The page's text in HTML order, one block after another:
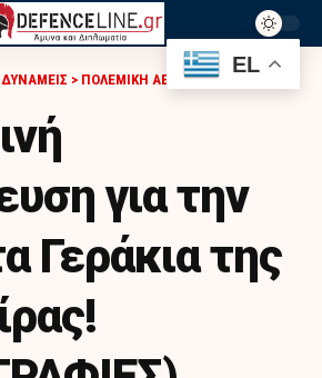
> ΠΟΛΕΜΙΚΗ ΑΕΡΟΠΟΡΙΑ
για την
Γεράκια της
EL